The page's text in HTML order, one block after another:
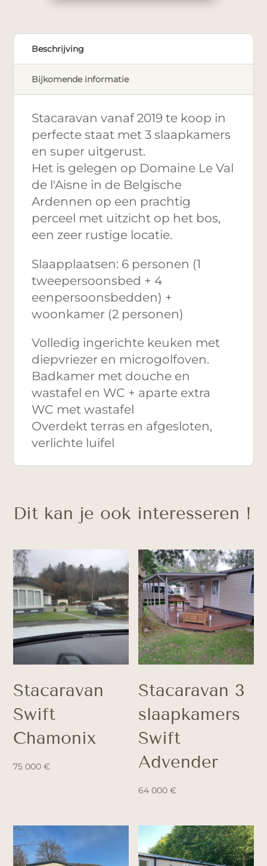
Beschrijving
Bijkomende informatie
Stacaravan vanaf 2019 te koop in
perfecte staat met 3 slaapkamers
en super uitgerust.
Het is gelegen op Domaine Le Val
de l'Aisne in de Belgische
Ardennen op een prachtig
perceel met uitzicht op het bos,
een zeer rustige locatie.
Slaapplaatsen: 6 personen (1
tweepersoonsbed + 4
eenpersoonsbedden) +
woonkamer (2 personen)
Volledig ingerichte keuken met
diepvriezer en microgolfoven.
Badkamer met douche en
wastafel en WC + aparte extra
WC met wastafel
Overdekt terras en afgesloten,
verlichte luifel
Dit kan je ook interesseren !
Stacaravan
Swift
Chamonix
75 000€
Stacaravan 3
slaapkamers
Swift
Advender
64 000€